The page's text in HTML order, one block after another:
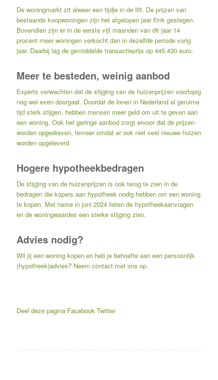
De woningmarkt zit alweer een tijdje in de lift. De prijzen van
bestaande koopwoningen zijn het afgelopen jaar flink gestegen.
Bovendien zijn er in de eerste vijf maanden van dit jaar 14
procent meer woningen verkocht dan in dezelfde periode vorig
jaar. Daarbij lag de gemiddelde transactieprijs op 445.430 euro.
Meer te besteden, weinig aanbod
Experts verwachten dat de stijging van de huizenprijzen voorlopig
nog wel even doorgaat. Doordat de lonen in Nederland al geruime
tijd sterk stijgen, hebben mensen meer geld om uit te geven aan
een woning. Ook het geringe aanbod zorgt ervoor dat de prijzen
worden opgedreven, temeer omdat er ook niet veel nieuwe huizen
worden opgeleverd.
Hogere hypotheekbedragen
De stijging van de huizenprijzen is ook terug te zien in de
bedragen die kopers aan hypotheek nodig hebben om een woning
te kopen. Met name in juni 2024 lieten de hypotheekaanvragen
en de woningwaardes een sterke stijging zien.
Advies nodig?
Wil jij een woning kopen en heb je behoefte aan een persoonlijk
(hypotheek)advies? Neem contact met ons op.
Deel deze pagina Facebook Twitter